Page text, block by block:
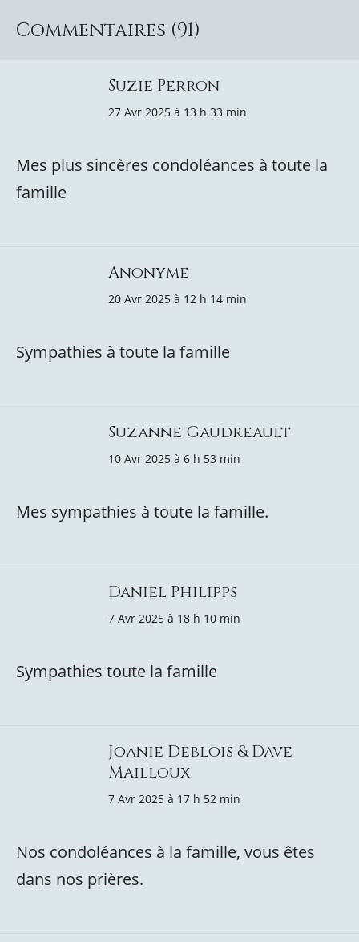
Commentaires (91)
Suzie Perron
27 Avr 2025 à 13 h 33 min
Mes plus sincères condoléances à toute la
famille
Anonyme
20 Avr 2025 à 12 h 14 min
Sympathies à toute la famille
Suzanne Gaudreault
10 Avr 2025 à 6 h 53 min
Mes sympathies à toute la famille.
Daniel Philipps
7 Avr 2025 à 18 h 10 min
Sympathies toute la famille
Joanie Deblois & Dave
Mailloux
7 Avr 2025 à 17 h 52 min
Nos condoléances à la famille, vous êtes
dans nos prières.